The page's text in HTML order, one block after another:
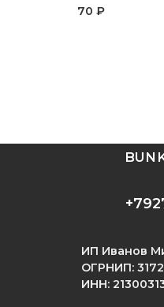
70 ₽
ИП Иванов
ОГРНИП:
ИНН: